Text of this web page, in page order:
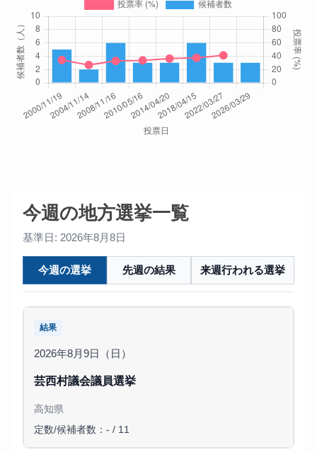
今週の地方選挙一覧
基準日: 2026年8月8日
今週の選挙 先週の結果 来週行われる選挙
結果
2026年8月9日（日）
芸西村議会議員選挙
高知県
定数/候補者数：- / 11